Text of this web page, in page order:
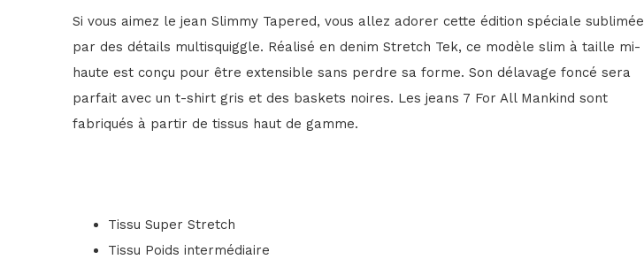
Si vous aimez le jean Slimmy Tapered, vous allez adorer cette édition spéciale sublimée
par des détails multisquiggle. Réalisé en denim Stretch Tek, ce modèle slim à taille mi-
haute est conçu pour être extensible sans perdre sa forme. Son délavage foncé sera
parfait avec un t-shirt gris et des baskets noires. Les jeans 7 For All Mankind sont
fabriqués à partir de tissus haut de gamme.
Tissu Super Stretch
Tissu Poids intermédiaire